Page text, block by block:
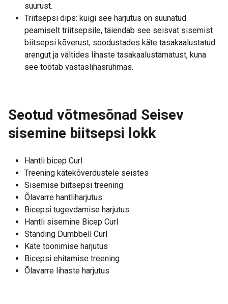
suurust.
Triitsepsi dips: kuigi see harjutus on suunatud
peamiselt triitsepsile, täiendab see seisvat sisemist
biitsepsi kõverust, soodustades käte tasakaalustatud
arengut ja vältides lihaste tasakaalustamatust, kuna
see töötab vastaslihasrühmas.
Seotud võtmesõnad Seisev
sisemine biitsepsi lokk
Hantli bicep Curl
Treening kätekõverdustele seistes
Sisemise biitsepsi treening
Õlavarre hantliharjutus
Bicepsi tugevdamise harjutus
Hantli sisemine Bicep Curl
Standing Dumbbell Curl
Käte toonimise harjutus
Bicepsi ehitamise treening
Õlavarre lihaste harjutus